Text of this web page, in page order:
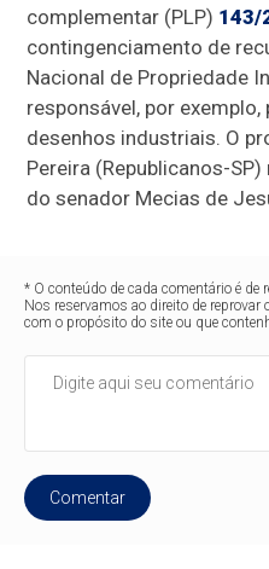
complementar (PLP) 143/
contingenciamento de
Nacional de Propriedade
responsável, por
desenhos industriais. O
Pereira (Republicanos-
do senador Mecias de
* O conteúdo de cada comentário é de
Nos reservamos ao direito de
com o propósito do site ou que
Comentar